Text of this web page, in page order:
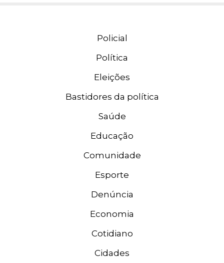
Policial
Política
Eleições
Bastidores da política
Saúde
Educação
Comunidade
Esporte
Denúncia
Economia
Cotidiano
Cidades